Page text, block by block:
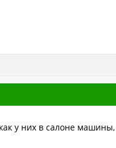
у них в салоне